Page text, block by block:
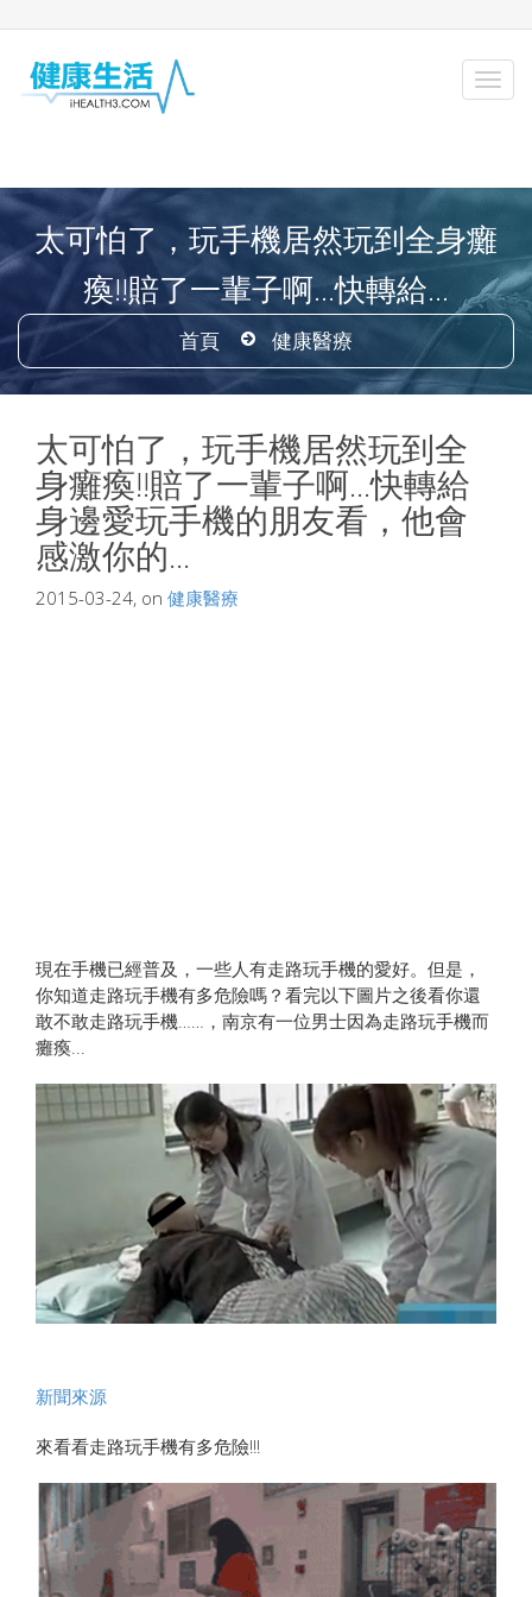
太可怕了，玩手機居然玩到全身癱
瘓!!賠了一輩子啊...快轉給...
首頁 健康醫療
太可怕了，玩手機居然玩到全
身癱瘓!!賠了一輩子啊...快轉給
身邊愛玩手機的朋友看，他會
感激你的...
2015-03-24, on 健康醫療
現在手機已經普及，一些人有走路玩手機的愛好。但是，
你知道走路玩手機有多危險嗎？看完以下圖片之後看你還
敢不敢走路玩手機……，南京有一位男士因為走路玩手機而
癱瘓...
新聞來源
來看看走路玩手機有多危險!!!